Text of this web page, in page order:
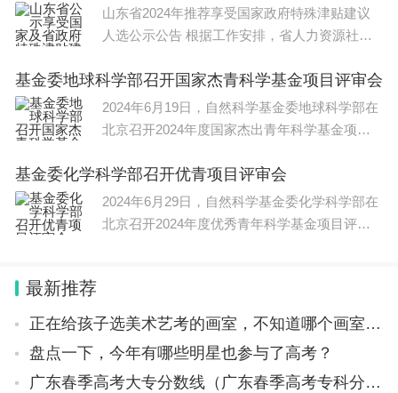
山东省2024年推荐享受国家政府特殊津贴建议
人选公示公告 根据工作安排，省人力资源社会
基金委地球科学部召开国家杰青科学基金项目评审会
2024年6月19日，自然科学基金委地球科学部在
北京召开2024年度国家杰出青年科学基金项目
基金委化学科学部召开优青项目评审会
2024年6月29日，自然科学基金委化学科学部在
北京召开2024年度优秀青年科学基金项目评审
最新推荐
正在给孩子选美术艺考的画室，不知道哪个画室可以信赖？
盘点一下，今年有哪些明星也参与了高考？
广东春季高考大专分数线（广东春季高考专科分数线）